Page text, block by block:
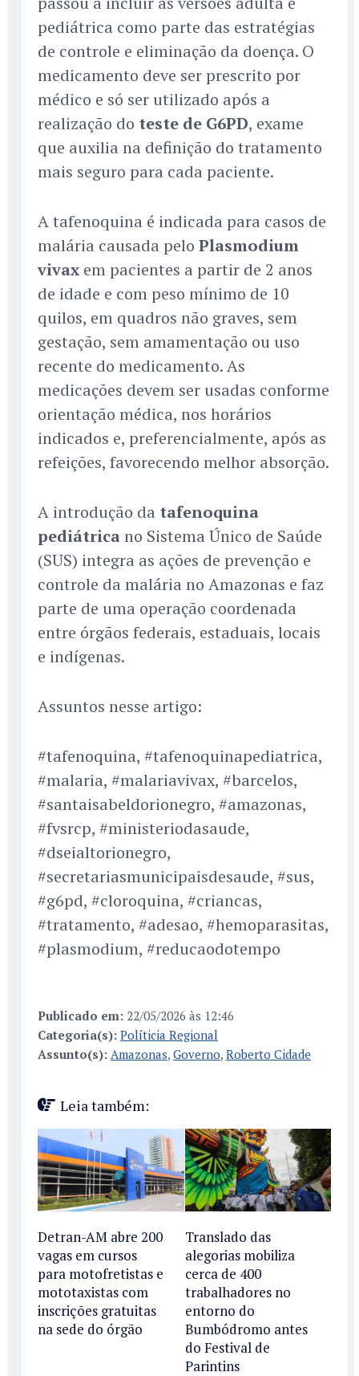
pediátrica como parte das estratégias
de controle e eliminação da doença. O
medicamento deve ser prescrito por
médico e só ser utilizado após a
realização do teste de G6PD, exame
que auxilia na definição do tratamento
mais seguro para cada paciente.
A tafenoquina é indicada para casos de
malária causada pelo Plasmodium
vivax em pacientes a partir de 2 anos
de idade e com peso mínimo de 10
quilos, em quadros não graves, sem
gestação, sem amamentação ou uso
recente do medicamento. As
medicações devem ser usadas conforme
orientação médica, nos horários
indicados e, preferencialmente, após as
refeições, favorecendo melhor absorção.
A introdução da tafenoquina
pediátricano Sistema Único de Saúde
(SUS) integra as ações de prevenção e
controle da malária no Amazonas e faz
parte de uma operação coordenada
entre órgãos federais, estaduais, locais
e indígenas.
Assuntos nesse artigo:
#tafenoquina, #tafenoquinapediatrica,
#malaria, #malariavivax, #barcelos,
#santaisabeldorionegro, #amazonas,
#fvsrcp, #ministeriodasaude,
#dseialtorionegro,
#secretariasmunicipaisdesaude, #sus,
#g6pd, #cloroquina, #criancas,
#tratamento, #adesao, #hemoparasitas,
#plasmodium, #reducaodotempo
Publicado em: 22/05/2026 às 12:46
Categoria(s): Políticia Regional
Assunto(s): Amazonas, Governo, Roberto Cidade
Leia também:
Detran-AM abre 200
vagas em cursos
para motofretistas e
mototaxistas com
inscrições gratuitas
na sede do órgão
Translado das
alegorias mobiliza
cerca de 400
trabalhadores no
entorno do
Bumbódromo antes
do Festival de
Parintins